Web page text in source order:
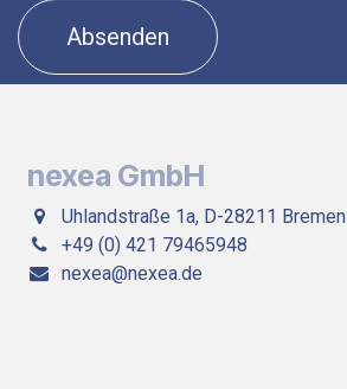
Absenden
nexea GmbH
Uhlandstraße 1a, D-28211 Bremen
+49 (0) 421 79465948
nexea@nexea.de